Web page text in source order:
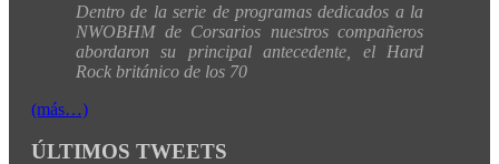
Dentro de la serie de programas dedicados a la
NWOBHM de Corsarios nuestros compañeros
abordaron su principal antecedente, el Hard
Rock británico de los 70
(más…)
ÚLTIMOS TWEETS